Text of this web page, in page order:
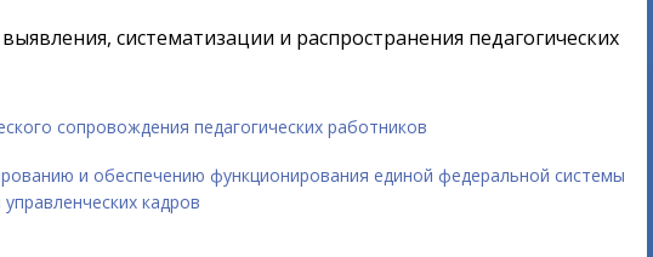
учреждения на сайте:
сайт учреждения:
ap47.ru
Раздел учреждения на сайте:
Официальный сайт учреждения:
profobr27.ru
систематизации и распространения педагогических
сопровождения педагогических работников
и обеспечению функционирования единой федеральной системы
кадров